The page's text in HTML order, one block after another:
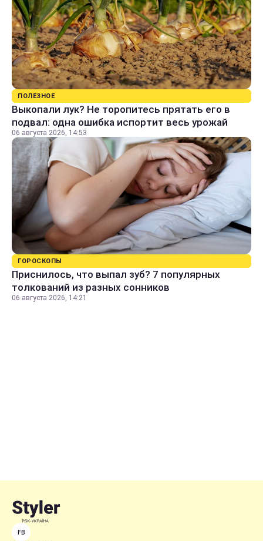
ПОЛЕЗНОЕ
Выкопали лук? Не торопитесь прятать его в
подвал: одна ошибка испортит весь урожай
06 августа 2026, 14:53
ГОРОСКОПЫ
Приснилось, что выпал зуб? 7 популярных
толкований из разных сонников
06 августа 2026, 14:21
FB